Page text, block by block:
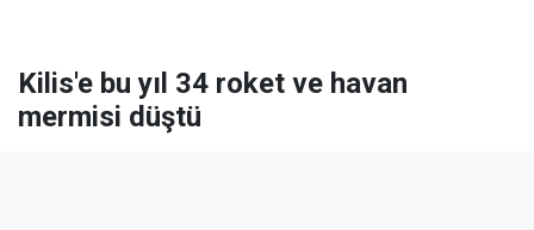
Kilis'e bu yıl 34 roket ve havan
mermisi düştü